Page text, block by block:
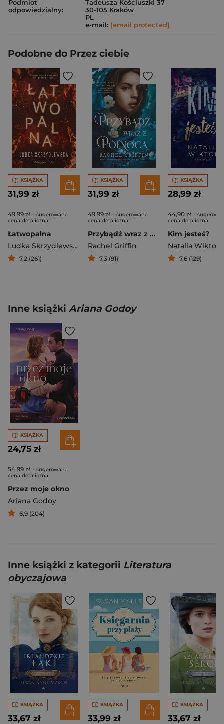
Podmiot
odpowiedzialny:
Tadeusza Kościuszki 37
30-105 Kraków
PL
e-mail: [email protected]
Podobne do Przez ciebie
KSIĄŻKA
31,99 zł
49,99 zł - sugerowana
cena detaliczna
Łatwopalna
Ludka Skrzydlewska
7,2 (261)
KSIĄŻKA
31,99 zł
49,99 zł - sugerowana
cena detaliczna
Przybądź wraz z północą
Rachel Griffin
7,3 (91)
KSIĄŻKA
28,99 zł
44,90 zł -
cena detaliczna
Kim jesteś?
Natalia Wiktor
7,6 (129)
Inne książki Ariana Godoy
KSIĄŻKA
24,75 zł
54,99 zł - sugerowana
cena detaliczna
Przez moje okno
Ariana Godoy
6,9 (204)
Inne książki z kategorii Literatura
obyczajowa
KSIĄŻKA
33,67 zł
KSIĄŻKA
33,99 zł
KSIĄŻKA
33,67 zł